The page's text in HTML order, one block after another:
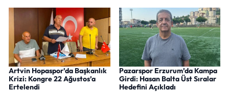
Artvin Hopaspor’da Başkanlık
Krizi: Kongre 22 Ağustos’a
Ertelendi
Pazarspor Erzurum’da Kampa
Girdi: Hasan Balta Üst Sıralar
Hedefini Açıkladı